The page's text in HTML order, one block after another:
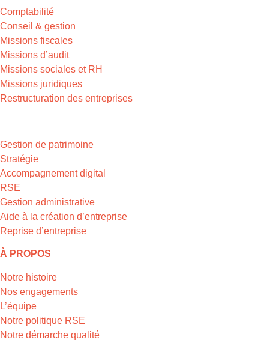
Comptabilité
Conseil & gestion
Missions fiscales
Missions d’audit
Missions sociales et RH
Missions juridiques
Restructuration des entreprises
Gestion de patrimoine
Stratégie
Accompagnement digital
RSE
Gestion administrative
Aide à la création d’entreprise
Reprise d’entreprise
À PROPOS
Notre histoire
Nos engagements
L’équipe
Notre politique RSE
Notre démarche qualité